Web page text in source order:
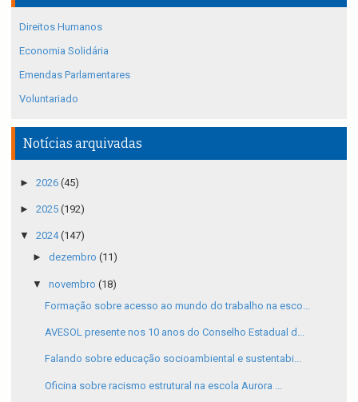
Direitos Humanos
Economia Solidária
Emendas Parlamentares
Voluntariado
Notícias arquivadas
► 2026 (45)
► 2025 (192)
▼ 2024(147)
► dezembro (11)
▼ novembro (18)
Formação sobre acesso ao mundo do trabalho na esco...
AVESOL presente nos 10 anos do Conselho Estadual d...
Falando sobre educação socioambiental e sustentabi...
Oficina sobre racismo estrutural na escola Aurora ...